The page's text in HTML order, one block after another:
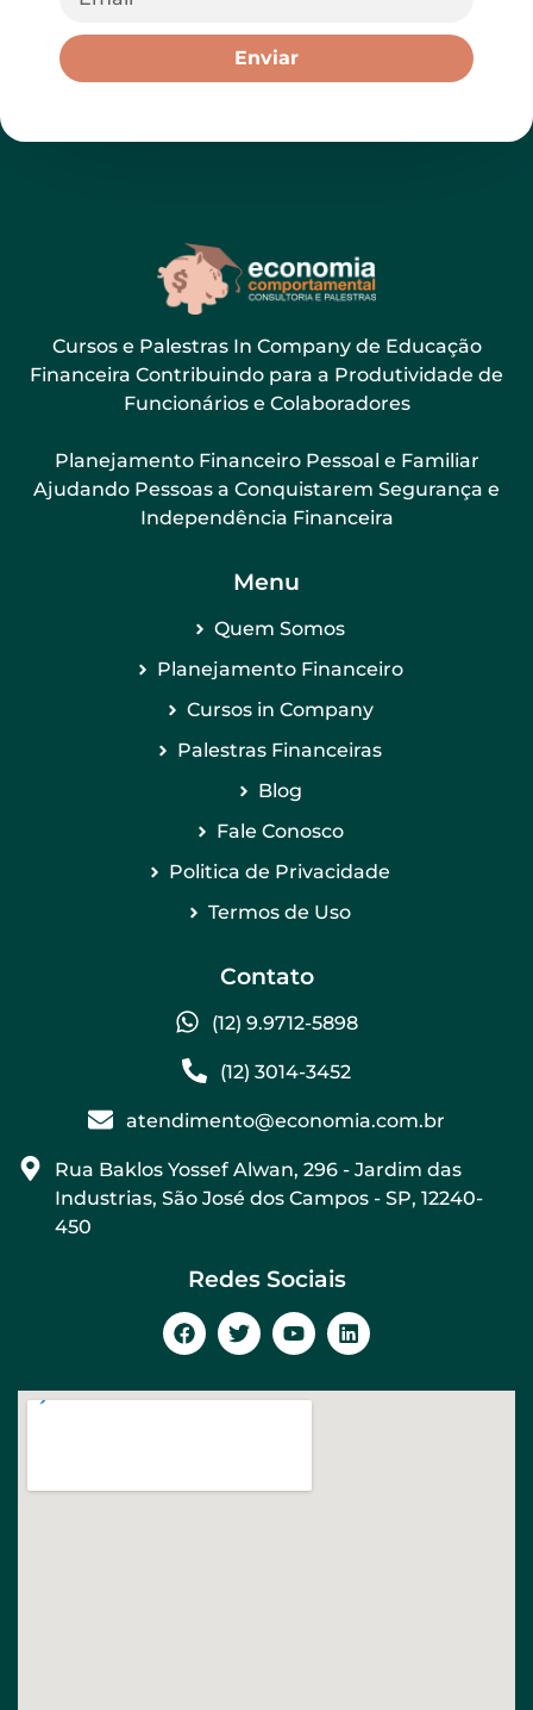
Enviar
Cursos e Palestras In Company de Educação
Financeira Contribuindo para a Produtividade de
Funcionários e Colaboradores
Planejamento Financeiro Pessoal e Familiar
Ajudando Pessoas a Conquistarem Segurança e
Independência Financeira
Menu
Quem Somos
Planejamento Financeiro
Cursos in Company
Palestras Financeiras
Blog
Fale Conosco
Politica de Privacidade
Termos de Uso
Contato
(12) 9.9712-5898
(12) 3014-3452
atendimento@economia.com.br
Rua Baklos Yossef Alwan, 296 - Jardim das
Industrias, São José dos Campos - SP, 12240-
450
Redes Sociais